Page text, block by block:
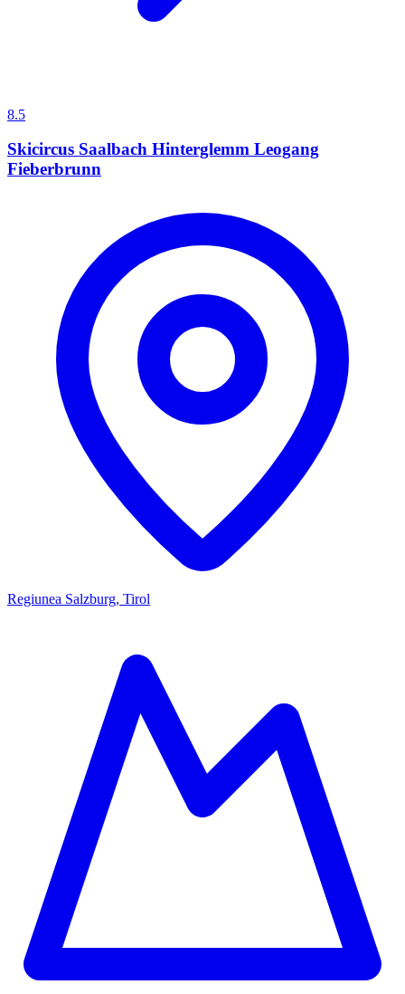
8.5
Skicircus Saalbach Hinterglemm Leogang
Fieberbrunn
Regiunea Salzburg, Tirol